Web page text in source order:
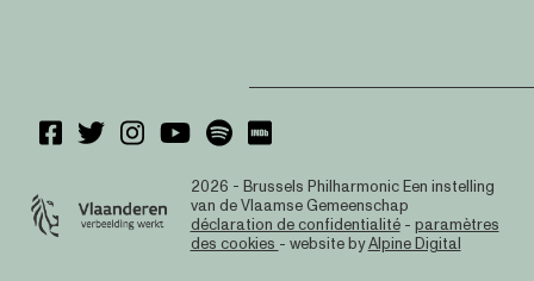
2026 - Brussels PhilharmonicEen instelling
van de Vlaamse Gemeenschap
déclaration de confidentialité- paramètres
des cookies - website byAlpine Digital